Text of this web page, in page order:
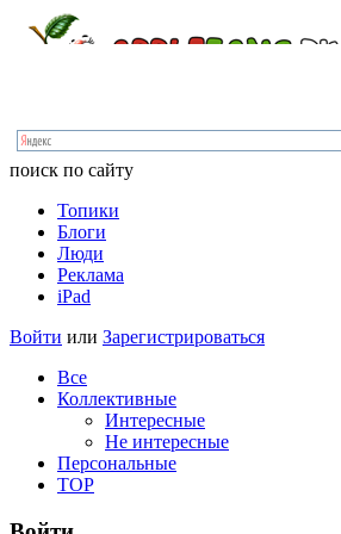
поиск по сайту
Топики
Блоги
Люди
Реклама
iPad
Войти или Зарегистрироваться
Все
Коллективные
Интересные
Не интересные
Персональные
TOP